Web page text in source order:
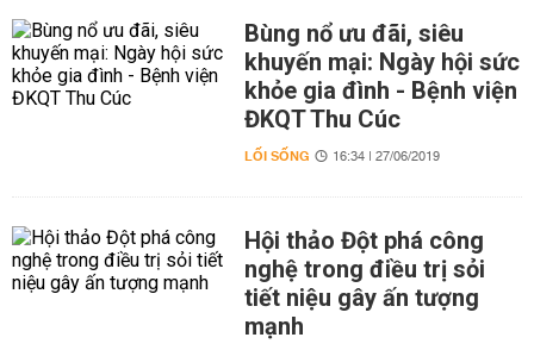
Bùng nổ ưu đãi, siêu
khuyến mại: Ngày hội sức
khỏe gia đình - Bệnh viện
ĐKQT Thu Cúc
LỐI SỐNG 16:34 | 27/06/2019
Hội thảo Đột phá công
nghệ trong điều trị sỏi
tiết niệu gây ấn tượng
mạnh